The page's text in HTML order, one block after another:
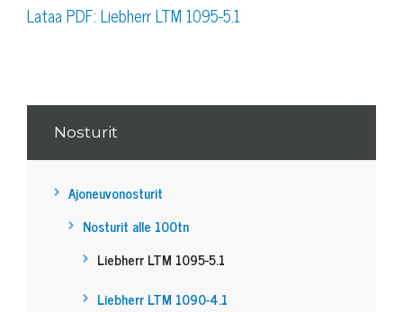
Lataa PDF: Liebherr LTM 1095-5.1
Nosturit
Ajoneuvonosturit
Nosturit alle 100tn
Liebherr LTM 1095-5.1
Liebherr LTM 1090-4.1